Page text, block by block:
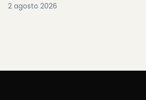
2 agosto 2026